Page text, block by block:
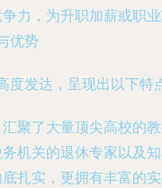
力，为升职加薪或职业
优势
度发达，呈现出以下特
汇聚了大量顶尖高校的
机关的退休专家以及
扎实，更拥有丰富的